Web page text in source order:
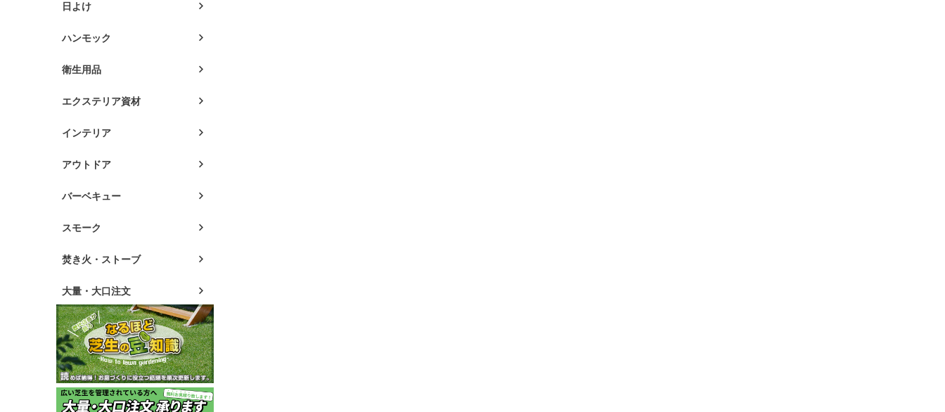
日よけ
ハンモック
衛生用品
エクステリア資材
インテリア
アウトドア
バーベキュー
スモーク
焚き火・ストーブ
大量・大口注文